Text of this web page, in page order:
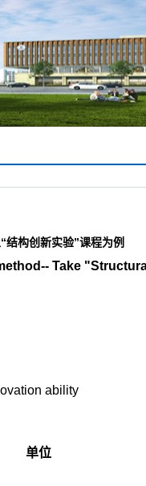
构创新实验”课程为例
Take
ability
单位